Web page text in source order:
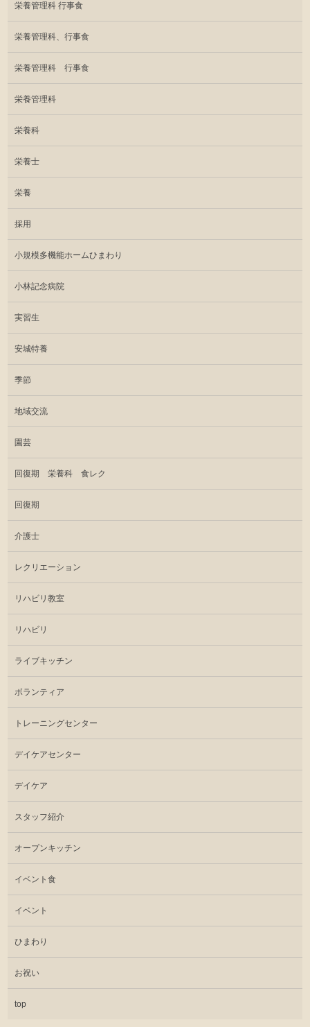
栄養管理科 行事食
栄養管理科、行事食
栄養管理科 行事食
栄養管理科
栄養科
栄養士
栄養
採用
小規模多機能ホームひまわり
小林記念病院
実習生
安城特養
季節
地域交流
園芸
回復期 栄養科 食レク
回復期
介護士
レクリエーション
リハビリ教室
リハビリ
ライブキッチン
ボランティア
トレーニングセンター
デイケアセンター
デイケア
スタッフ紹介
オープンキッチン
イベント食
イベント
ひまわり
お祝い
top